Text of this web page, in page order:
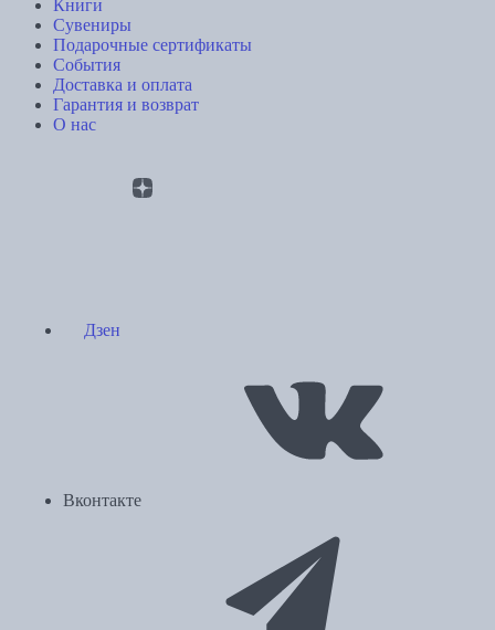
Книги
Сувениры
Подарочные сертификаты
События
Доставка и оплата
Гарантия и возврат
О нас
Дзен
Вконтакте